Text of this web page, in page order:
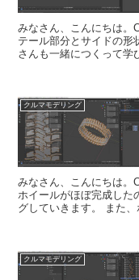
みなさん、こんにちは。
テール部分とサイドの形状を
クルマモデリング
みなさん、こんにちは。
ホイールがほぼ完成した
グしていきます。 また、
クルマモデリング